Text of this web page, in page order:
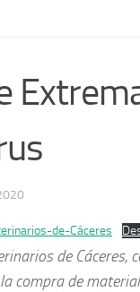
de-Cáceres
de Cáceres,
compra de